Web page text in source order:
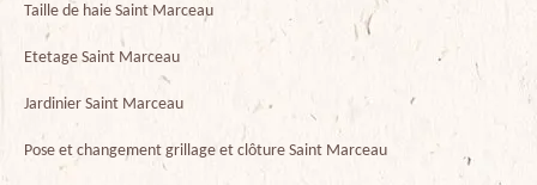
Taille de haie Saint Marceau
Etetage Saint Marceau
Jardinier Saint Marceau
Pose et changement grillage et clôture Saint Marceau